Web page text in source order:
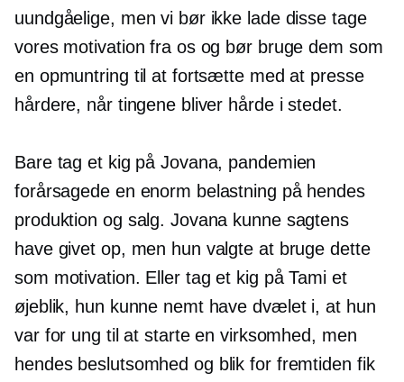
uundgåelige, men vi bør ikke lade disse tage
vores motivation fra os og bør bruge dem som
en opmuntring til at fortsætte med at presse
hårdere, når tingene bliver hårde i stedet.
Bare tag et kig på Jovana, pandemien
forårsagede en enorm belastning på hendes
produktion og salg. Jovana kunne sagtens
have givet op, men hun valgte at bruge dette
som motivation. Eller tag et kig på Tami et
øjeblik, hun kunne nemt have dvælet i, at hun
var for ung til at starte en virksomhed, men
hendes beslutsomhed og blik for fremtiden fik